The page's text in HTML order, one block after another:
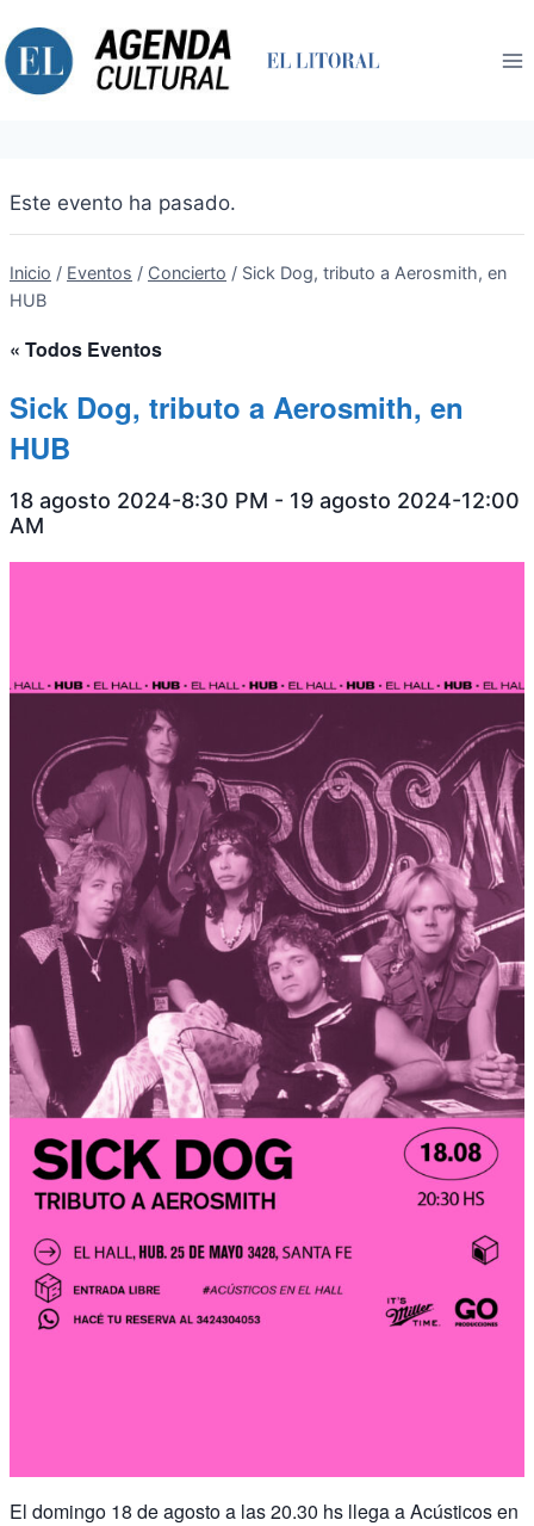
al
contenido
Este evento ha pasado.
Inicio / Eventos / Concierto / Sick Dog, tributo a Aerosmith, en
HUB
« Todos Eventos
Sick Dog, tributo a Aerosmith, en
HUB
18 agosto 2024-8:30 PM - 19 agosto 2024-12:00
AM
El domingo 18 de agosto a las 20.30 hs llega a Acústicos en